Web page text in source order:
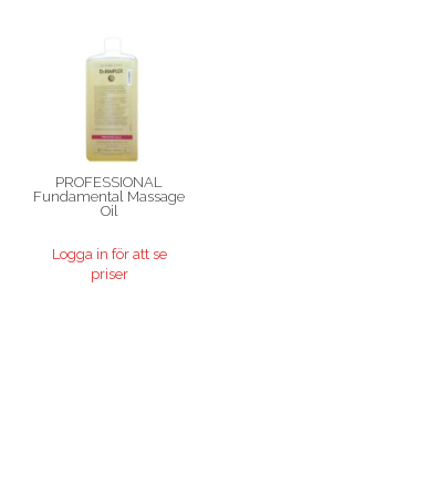
PROFESSIONAL
Fundamental Massage
Oil
Logga in för att se
priser